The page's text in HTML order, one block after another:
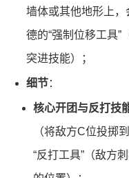
墙体或其他地形上
德的“强制位移工具”
突进技能）；
细节：
核心开团与反打技
（将敌方C位投掷
“反打工具”（敌方